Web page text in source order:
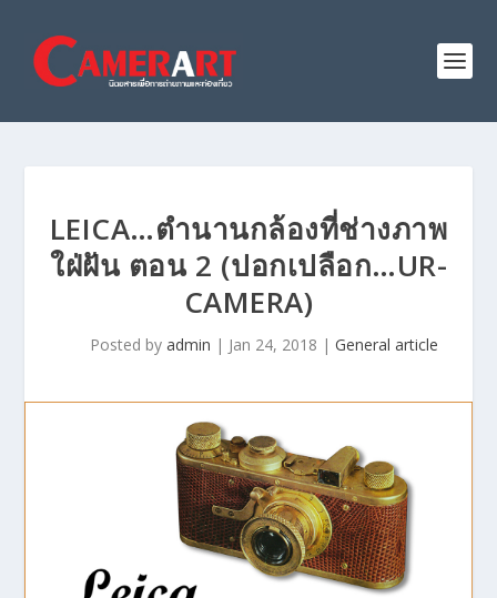
LEICA…ตำนานกล้องที่ช่างภาพ
ใฝ่ฝัน ตอน 2 (ปอกเปลือก…UR-
CAMERA)
Posted by admin | Jan 24, 2018 | General article